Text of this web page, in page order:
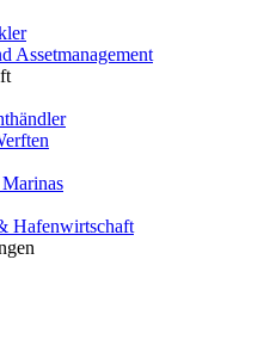
Assetmanagement
Hafenwirtschaft